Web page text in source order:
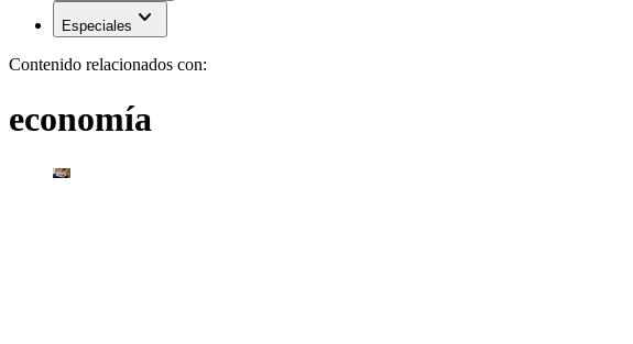
Especiales expand_more
Contenido relacionados con:
economía